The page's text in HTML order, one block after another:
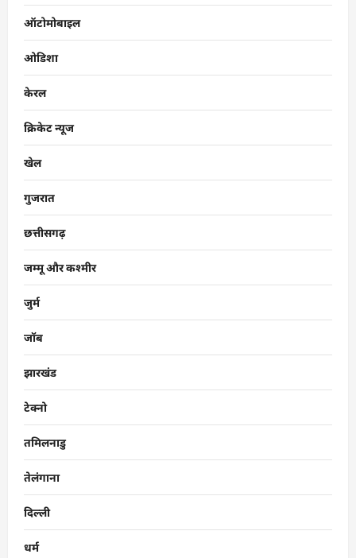
ऑटोमोबाइल
ओडिशा
केरल
क्रिकेट न्यूज
खेल
गुजरात
छत्तीसगढ़
जम्मू और कश्मीर
जुर्म
जॉब
झारखंड
टेक्नो
तमिलनाडु
तेलंगाना
दिल्ली
धर्म